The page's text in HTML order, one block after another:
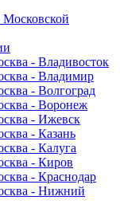
Московской
- Владивосток
- Владимир
- Волгоград
- Воронеж
- Ижевск
- Казань
- Калуга
- Киров
- Краснодар
- Нижний